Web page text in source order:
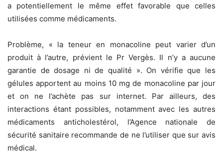
a potentiellement le même effet favorable que celles
utilisées comme médicaments.
Problème, « la teneur en monacoline peut varier d’un
produit à l’autre, prévient le Pr Vergès. Il n’y a aucune
garantie de dosage ni de qualité ». On vérifie que les
gélules apportent au moins 10 mg de monacoline par jour
et on ne l’achète pas sur internet. Par ailleurs, des
interactions étant possibles, notamment avec les autres
médicaments anticholestérol, l’Agence nationale de
sécurité sanitaire recommande de ne l’utiliser que sur avis
médical.